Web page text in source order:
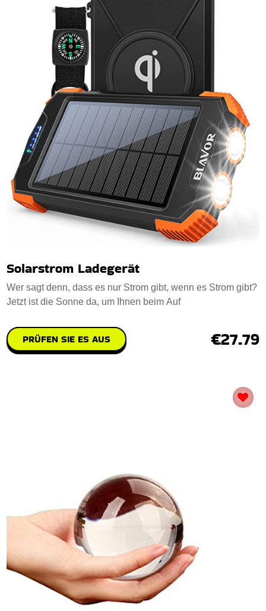
Solarstrom Ladegerät
Wer sagt denn, dass es nur Strom gibt, wenn es Strom gibt?
Jetzt ist die Sonne da, um Ihnen beim Auf
PRÜFEN SIE ES AUS €27.79